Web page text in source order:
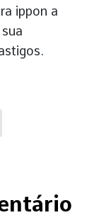
ippon a